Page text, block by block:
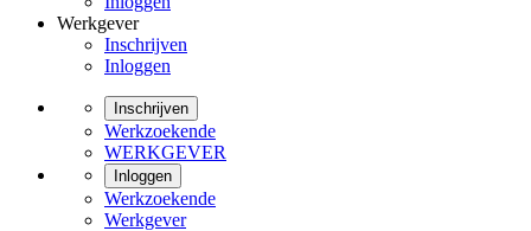
Werkgever
Inschrijven
Inloggen
Inschrijven
Werkzoekende
WERKGEVER
Inloggen
Werkzoekende
Werkgever